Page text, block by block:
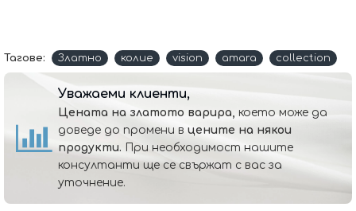
Тагове: Златно колие vision amara collection
Уважаеми клиенти,
Цената на златото варира, което може да
доведе до промени в цените на някои
продукти. При необходимост нашите
консултанти ще се свържат с вас за
уточнение.